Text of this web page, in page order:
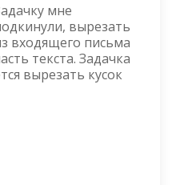
ВЫРЕЗАЕМ
ТЕКСТ
ИЗ
ПИСЬМА
мне
вырезать
входящего письма
текста. Задачка
вырезать кусок